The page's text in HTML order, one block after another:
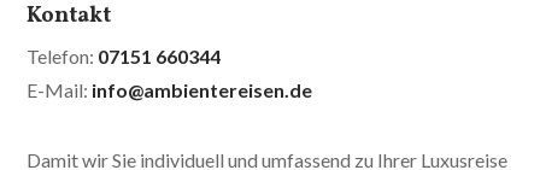
Kontakt
Telefon: 07151 660344
E-Mail: info@ambientereisen.de
Damit wir Sie individuell und umfassend zu Ihrer Luxusreise